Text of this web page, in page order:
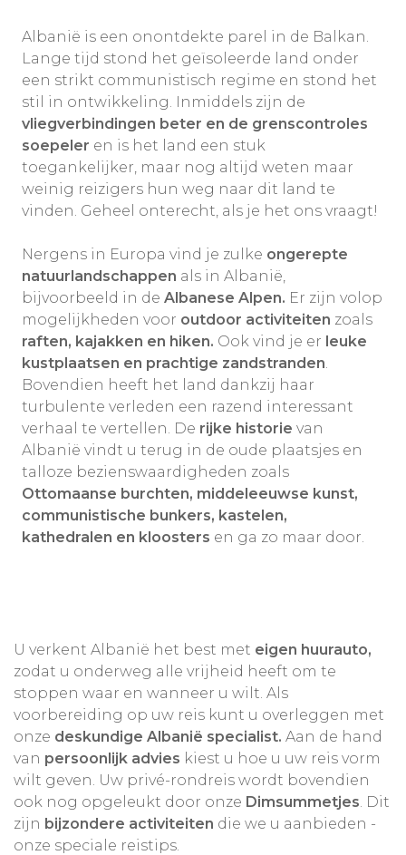
Albanië is een onontdekte parel in de Balkan.
Lange tijd stond het geïsoleerde land onder
een strikt communistisch regime en stond het
stil in ontwikkeling. Inmiddels zijn de
vliegverbindingen beter en de grenscontroles
soepeler en is het land een stuk
toegankelijker, maar nog altijd weten maar
weinig reizigers hun weg naar dit land te
vinden. Geheel onterecht, als je het ons vraagt!
Nergens in Europa vind je zulke ongerepte
natuurlandschappen als in Albanië,
bijvoorbeeld in de Albanese Alpen. Er zijn volop
mogelijkheden voor outdoor activiteiten zoals
raften, kajakken en hiken. Ook vind je er leuke
kustplaatsen en prachtige zandstranden.
Bovendien heeft het land dankzij haar
turbulente verleden een razend interessant
verhaal te vertellen. De rijke historie van
Albanië vindt u terug in de oude plaatsjes en
talloze bezienswaardigheden zoals
Ottomaanse burchten, middeleeuwse kunst,
communistische bunkers, kastelen,
kathedralen en kloosters en ga zo maar door.
U verkent Albanië het best met eigen huurauto,
zodat u onderweg alle vrijheid heeft om te
stoppen waar en wanneer u wilt. Als
voorbereiding op uw reis kunt u overleggen met
onze deskundige Albanië specialist. Aan de hand
van persoonlijk advies kiest u hoe u uw reis vorm
wilt geven. Uw privé-rondreis wordt bovendien
ook nog opgeleukt door onze Dimsummetjes. Dit
zijn bijzondere activiteiten die we u aanbieden -
onze speciale reistips.